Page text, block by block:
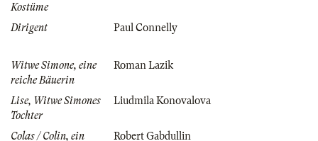
Kostüme
Dirigent Paul Connelly
Witwe Simone, eine
reiche Bäuerin
Roman Lazik
Lise, Witwe Simones
Tochter
Liudmila Konovalova
Colas / Colin, ein
Robert Gabdullin